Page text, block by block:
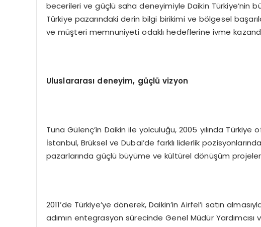
becerileri ve güçlü saha deneyimiyle Daikin Türkiye’nin
Türkiye pazarındaki derin bilgi birikimi ve bölgesel
ve müşteri memnuniyeti odaklı hedeflerine ivme
Uluslararası deneyim, güçlü vizyon
Tuna Gülenç’in Daikin ile yolculuğu, 2005 yılında
İstanbul, Brüksel ve Dubai’de farklı liderlik
pazarlarında güçlü büyüme ve kültürel dönüşüm
2011’de Türkiye’ye dönerek, Daikin’in Airfel’i satın
adımın entegrasyon sürecinde Genel Müdür